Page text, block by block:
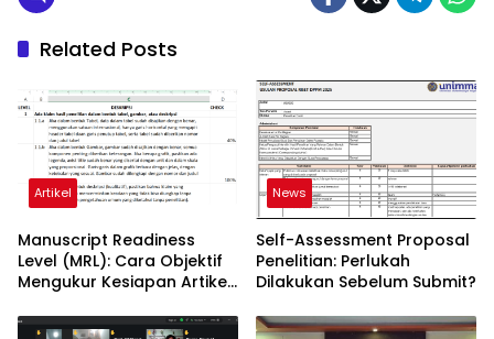
Related Posts
Artikel
Manuscript Readiness
Level (MRL): Cara Objektif
Mengukur Kesiapan Artikel
News
Self-Assessment Proposal
Penelitian: Perlukah
Dilakukan Sebelum Submit?